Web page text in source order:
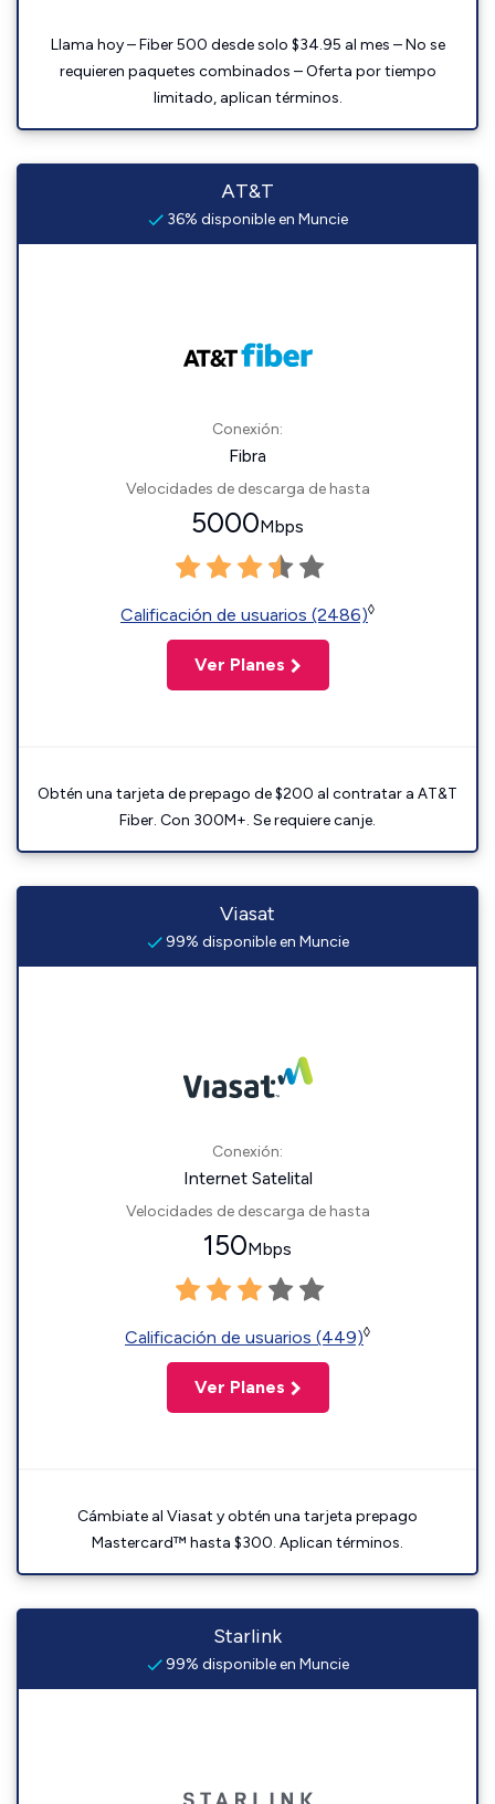
Llama hoy – Fiber 500 desde solo $34.95 al mes – No se
requieren paquetes combinados – Oferta por tiempo
limitado, aplican términos.
AT&T
36% disponible en Muncie
Conexión:
Fibra
Velocidades de descarga de hasta
5000Mbps
Calificación de usuarios (2486)◊
Ver Planes
Obtén una tarjeta de prepago de $200 al contratar a AT&T
Fiber. Con 300M+. Se requiere canje.
Viasat
99% disponible en Muncie
Conexión:
Internet Satelital
Velocidades de descarga de hasta
150Mbps
Calificación de usuarios (449)◊
Ver Planes
Cámbiate al Viasat y obtén una tarjeta prepago
Mastercard™ hasta $300. Aplican términos.
Starlink
99% disponible en Muncie